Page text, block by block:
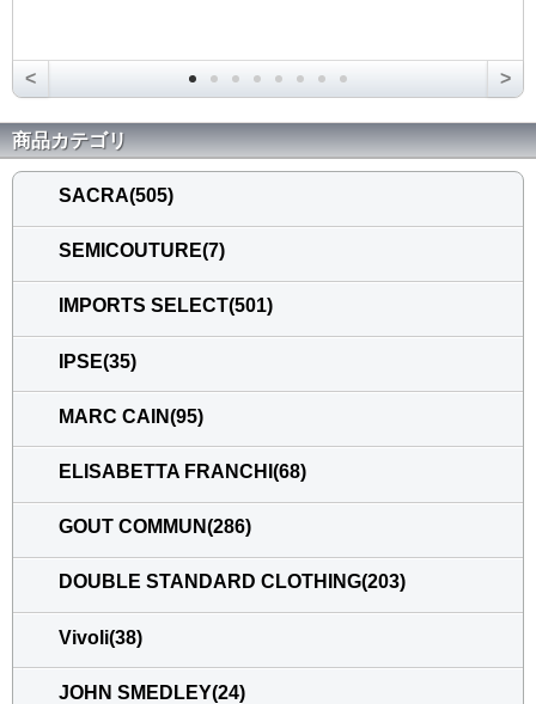
< >
商品カテゴリ
SACRA(505)
SEMICOUTURE(7)
IMPORTS SELECT(501)
IPSE(35)
MARC CAIN(95)
ELISABETTA FRANCHI(68)
GOUT COMMUN(286)
DOUBLE STANDARD CLOTHING(203)
Vivoli(38)
JOHN SMEDLEY(24)